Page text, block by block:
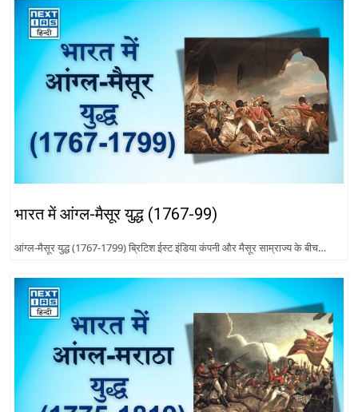
भारत में आंग्ल-मैसूर युद्ध (1767-99)
आंग्ल-मैसूर युद्ध (1767-1799) ब्रिटिश ईस्ट इंडिया कंपनी और मैसूर साम्राज्य के बीच…